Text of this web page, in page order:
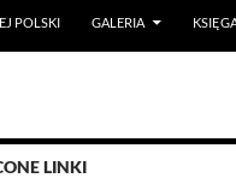
POLSKI GALERIA
LINKI